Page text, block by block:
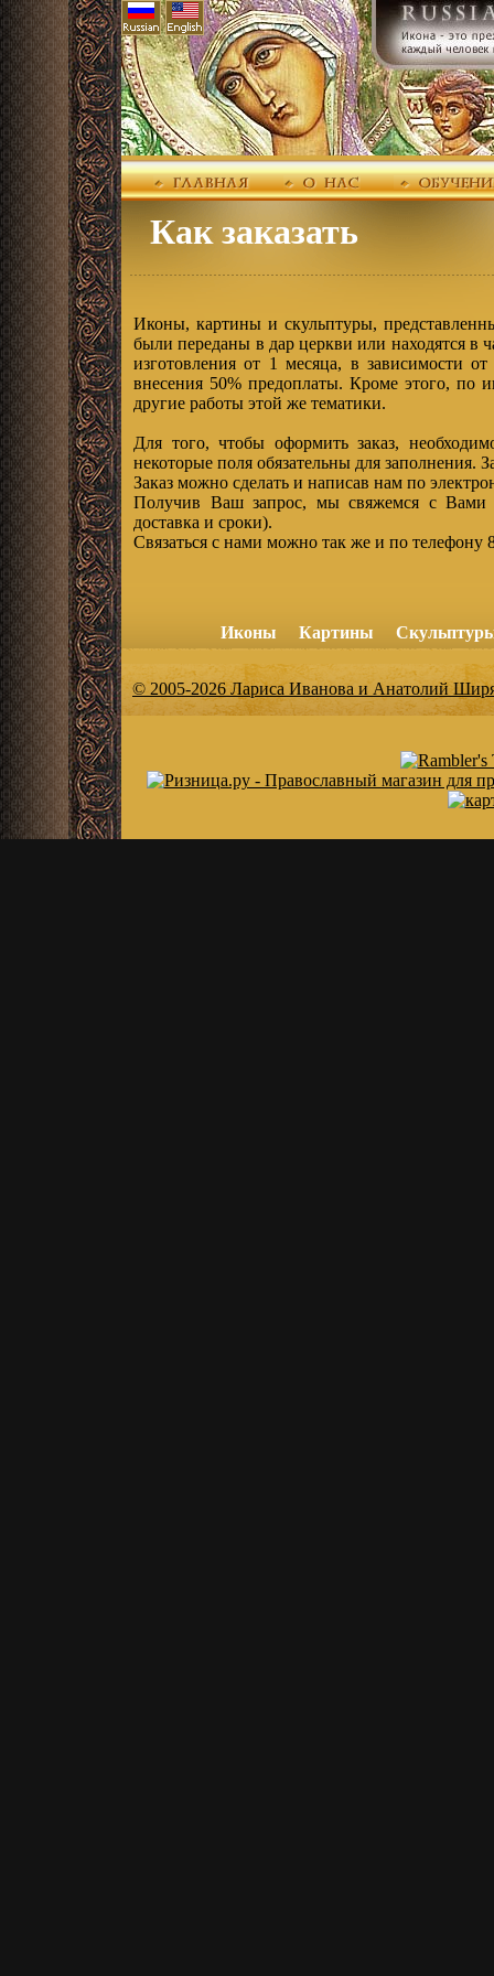
Как заказать
Иконы, картины и скульптуры,
были переданы в дар церкви или находятся в
изготовления от 1 месяца, в зависимости
внесения 50% предоплаты. Кроме этого, по
другие работы этой же тематики.
Для того, чтобы оформить заказ,
некоторые поля обязательны для заполнения.
Заказ можно сделать и написав нам по
Получив Ваш запрос, мы свяжемся с Вами
доставка и сроки).
Связаться с нами можно так же и по телефону
Иконы Картины
© 2005-2026 Лариса Иванова и Анатолий